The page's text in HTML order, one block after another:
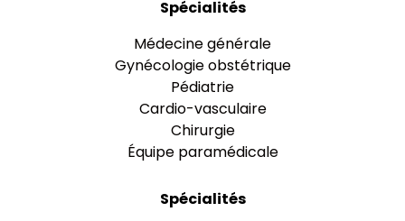
Spécialités
Médecine générale
Gynécologie obstétrique
Pédiatrie
Cardio-vasculaire
Chirurgie
Équipe paramédicale
Spécialités